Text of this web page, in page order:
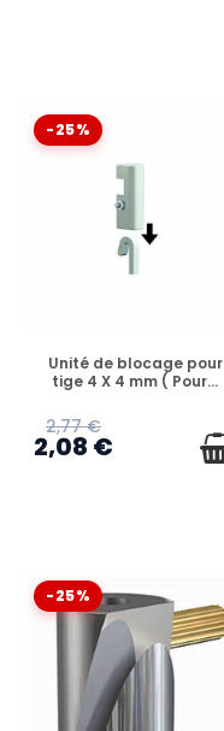
-25%
EN STOCK
Unité de blocage pour
tige 4 X 4 mm ( Pour...
2,77 €
2,08 €
-25%